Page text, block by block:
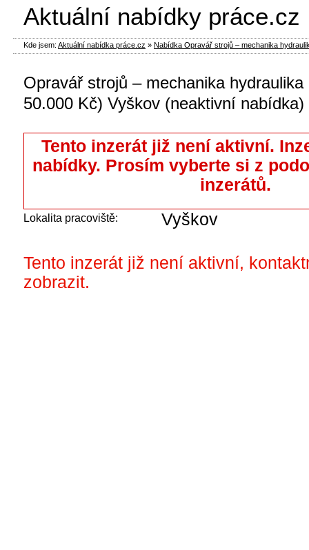
Opravář strojů – mechanika
50.000 Kč) Vyškov (neaktivní nabídka)
Tento inzerát již není aktivní.
nabídky. Prosím vyberte si z
inzerátů.
Lokalita pracoviště: Vyškov
Tento inzerát již není aktivní,
zobrazit.
Aktuální nabídky práce.cz
Kde jsem: Aktuální nabídka práce.cz » Nabídka Opravář strojů – mechanika